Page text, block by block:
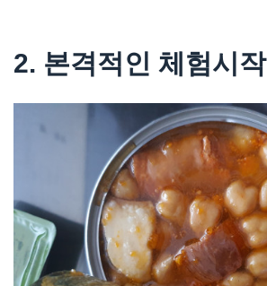
2. 본격적인 체험시작